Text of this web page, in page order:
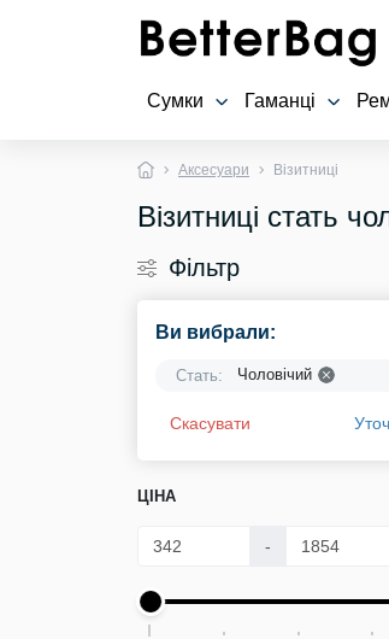
Сумки Гаманці
Аксесуари Візитниці
Візитниці стать
Фільтр
Ви вибрали:
Стать: Чоловічий
Скасувати
ЦІНА
-